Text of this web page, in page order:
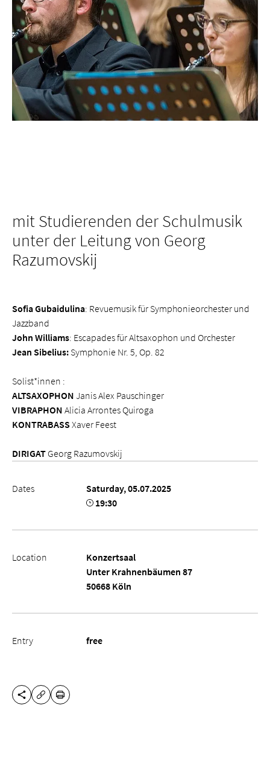
mit Studierenden der Schulmusik
unter der Leitung von Georg
Razumovskij
Sofia Gubaidulina: Revuemusik für Symphonieorchester und
Jazzband
John Williams: Escapades für Altsaxophon und Orchester
Jean Sibelius: Symphonie Nr. 5, Op. 82
Solist*innen :
ALTSAXOPHON Janis Alex Pauschinger
VIBRAPHON Alicia Arrontes Quiroga
KONTRABASS Xaver Feest
DIRIGAT Georg Razumovskij
Dates
Saturday, 05.07.2025
19:30
Location
Konzertsaal
Unter Krahnenbäumen 87
50668 Köln
Entry free
SHARE THIS PAGE
COPY URL
PRINT